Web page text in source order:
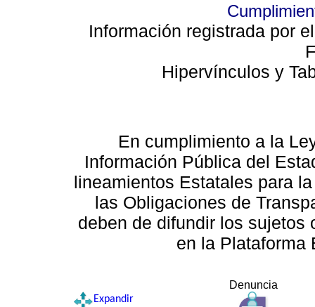
Información registrada por
Hipervínculos y
En cumplimiento a la
Información Pública del
lineamientos Estatales para
las Obligaciones de
deben de difundir los sujetos
en la Plataforma
Denuncia
Expandir